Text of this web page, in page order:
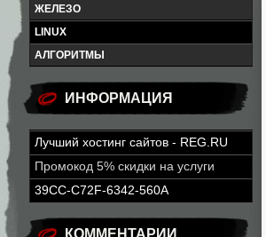
ЖЕЛЕЗО
LINUX
АЛГОРИТМЫ
ИНФОРМАЦИЯ
Лучший хостинг сайтов - REG.RU
Промокод 5% скидки на услуги
39CC-C72F-6342-560A
КОММЕНТАРИИ